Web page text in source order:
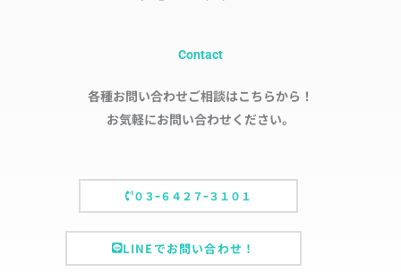
Contact
各種お問い合わせご相談はこちらから！
お気軽にお問い合わせください。
０３ｰ６４２７ｰ３１０１
LINEでお問い合わせ！